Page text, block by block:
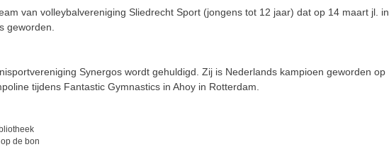
van volleybalvereniging Sliedrecht Sport (jongens tot 12 jaar) dat op 14 maart jl. in
geworden.
Synergos wordt gehuldigd. Zij is Nederlands kampioen geworden op
tijdens Fantastic Gymnastics in Ahoy in Rotterdam.
de bon